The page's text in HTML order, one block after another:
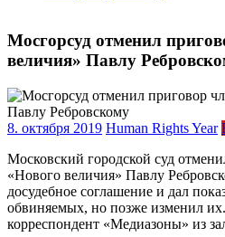
Мосгорсуд отменил
величия» Павлу
8. октября 2019 Human Rights Year
Московский городской суд
«Нового величия» Павлу
досудебное соглашение и дал
обвиняемых, но позже изменил
корреспондент «Медиазоны» из